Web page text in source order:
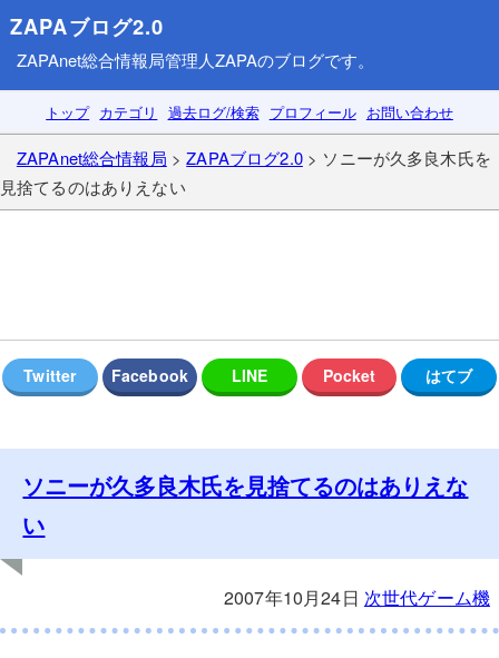
ZAPAブログ2.0
ZAPAnet総合情報局管理人ZAPAのブログです。
トップ カテゴリ 過去ログ/検索 プロフィール お問い合わせ
ZAPAnet総合情報局 >ZAPAブログ2.0> ソニーが久多良木氏を
見捨てるのはありえない
ソニーが久多良木氏を見捨てるのはありえな
い
2007年10月24日 次世代ゲーム機